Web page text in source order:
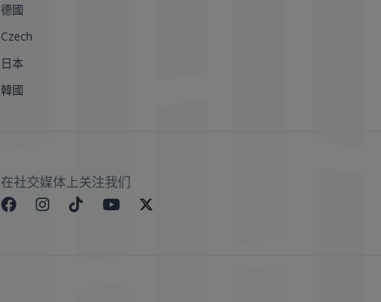
德國
Czech
日本
韓國
在社交媒体上关注我们